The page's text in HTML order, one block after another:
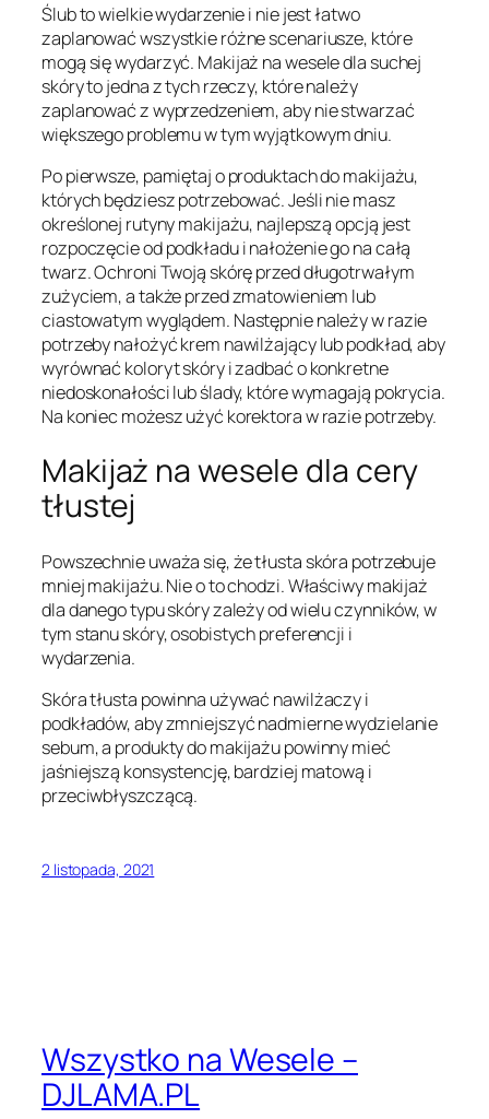
Ślub to wielkie wydarzenie i nie jest łatwo
zaplanować wszystkie różne scenariusze, które
mogą się wydarzyć. Makijaż na wesele dla suchej
skóry to jedna z tych rzeczy, które należy
zaplanować z wyprzedzeniem, aby nie stwarzać
większego problemu w tym wyjątkowym dniu.
Po pierwsze, pamiętaj o produktach do makijażu,
których będziesz potrzebować. Jeśli nie masz
określonej rutyny makijażu, najlepszą opcją jest
rozpoczęcie od podkładu i nałożenie go na całą
twarz. Ochroni Twoją skórę przed długotrwałym
zużyciem, a także przed zmatowieniem lub
ciastowatym wyglądem. Następnie należy w razie
potrzeby nałożyć krem nawilżający lub podkład, aby
wyrównać koloryt skóry i zadbać o konkretne
niedoskonałości lub ślady, które wymagają pokrycia.
Na koniec możesz użyć korektora w razie potrzeby.
Makijaż na wesele dla cery
tłustej
Powszechnie uważa się, że tłusta skóra potrzebuje
mniej makijażu. Nie o to chodzi. Właściwy makijaż
dla danego typu skóry zależy od wielu czynników, w
tym stanu skóry, osobistych preferencji i
wydarzenia.
Skóra tłusta powinna używać nawilżaczy i
podkładów, aby zmniejszyć nadmierne wydzielanie
sebum, a produkty do makijażu powinny mieć
jaśniejszą konsystencję, bardziej matową i
przeciwbłyszczącą.
2 listopada, 2021
Wszystko na Wesele –
DJLAMA.PL